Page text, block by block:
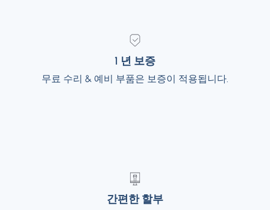
1 년 보증
무료 수리 & 예비 부품은 보증이 적용됩니다.
1 년 보증
무료 수리 & 예비 부품은 보증이 적용됩니다.
간편한 할부
간편한 할부